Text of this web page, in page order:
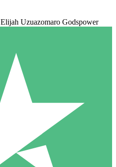
Elijah Uzuazomaro Godspower